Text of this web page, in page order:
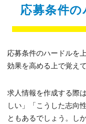
応募条件
応募条件のハードルを
効果を高める上で覚え
求人情報を作成する際
しい」「こうした志向
ともあるでしょう。し